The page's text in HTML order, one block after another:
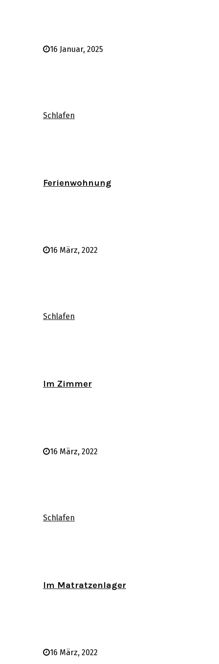
16 Januar, 2025
Schlafen
Ferienwohnung
16 März, 2022
Schlafen
Im Zimmer
16 März, 2022
Schlafen
Im Matratzenlager
16 März, 2022